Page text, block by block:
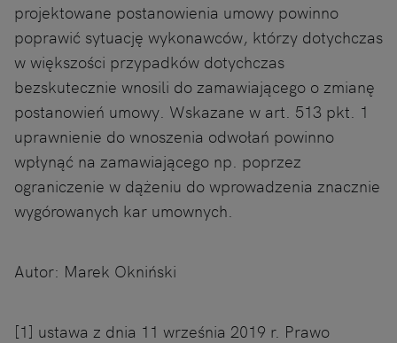
projektowane postanowienia umowy powinno
poprawić sytuację wykonawców, którzy dotychczas
w większości przypadków dotychczas
bezskutecznie wnosili do zamawiającego o zmianę
postanowień umowy. Wskazane w art. 513 pkt. 1
uprawnienie do wnoszenia odwołań powinno
wpłynąć na zamawiającego np. poprzez
ograniczenie w dążeniu do wprowadzenia znacznie
wygórowanych kar umownych.
Autor: Marek Okniński
[1] ustawa z dnia 11 września 2019 r. Prawo